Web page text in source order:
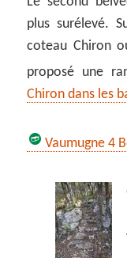
plus surélevé.
coteau Chiron
proposé une
Chiron dans les
Vaumugne 4